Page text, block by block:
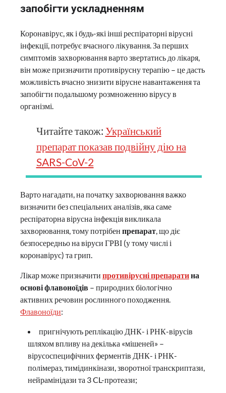
запобігти ускладненням
Коронавірус, як і будь-які інші респіраторні вірусні
інфекції, потребує вчасного лікування. За перших
симптомів захворювання варто звертатись до лікаря,
він може призначити противірусну терапію – це дасть
можливість вчасно знизити вірусне навантаження та
запобігти подальшому розмноженню вірусу в
організмі.
Читайте також: Український
препарат показав подвійну дію на
SARS-CoV-2
Варто нагадати, на початку захворювання важко
визначити без спеціальних аналізів, яка саме
респіраторна вірусна інфекція викликала
захворювання, тому потрібен препарат , що діє
безпосередньо на віруси ГРВІ (у тому числі і
коронавірус) та грип.
Лікар може призначити противірусні препаратина
основі флавоноїдів – природних біологічно
активних речовин рослинного походження.
Флавоноїди:
пригнічують реплікацію ДНК- і РНК-вірусів
шляхом впливу на декілька «мішеней» –
вірусоспецифічних ферментів ДНК- і РНК-
полімераз, тимідинкінази, зворотної транскриптази,
нейрамінідази та 3 CL-протеази;